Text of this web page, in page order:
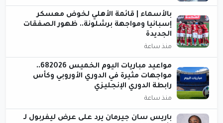
بالأسماء | قائمة الأهلي لخوض معسكر
إسبانيا ومواجهة برشلونة.. ظهور الصفقات
الجديدة
منذ ساعة
مواعيد مباريات اليوم الخميس 682026..
مواجهات مثيرة في الدوري الأوروبي وكأس
رابطة الدوري الإنجليزي
منذ ساعة
باريس سان جيرمان يرد على عرض ليفربول لـ